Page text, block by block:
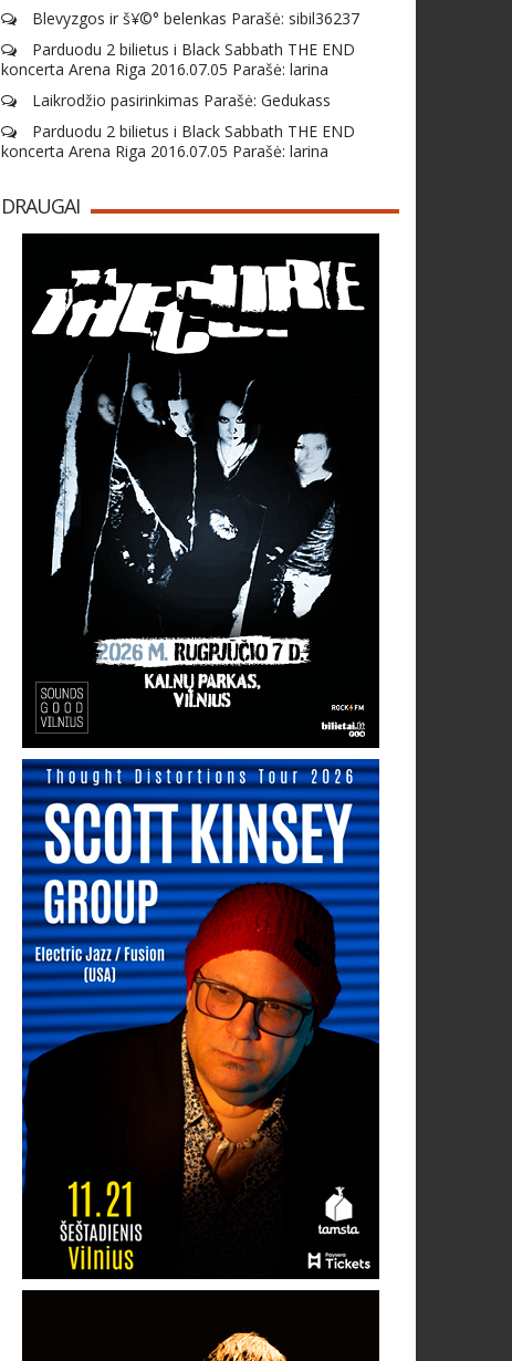
Blevyzgos ir š¥©° belenkas Parašė: sibil36237
Parduodu 2 bilietus i Black Sabbath THE END
koncerta Arena Riga 2016.07.05 Parašė: larina
Laikrodžio pasirinkimas Parašė: Gedukass
Parduodu 2 bilietus i Black Sabbath THE END
koncerta Arena Riga 2016.07.05 Parašė: larina
DRAUGAI